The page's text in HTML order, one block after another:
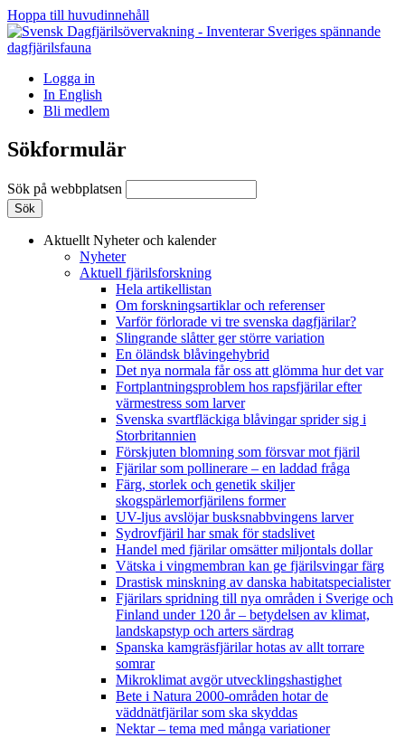
Hoppa till huvudinnehåll
Logga in
In English
Bli medlem
Sökformulär
Sök på webbplatsen
Aktuellt Nyheter och kalender
Nyheter
Aktuell fjärilsforskning
Hela artikellistan
Om forskningsartiklar och referenser
Varför förlorade vi tre svenska dagfjärilar?
Slingrande slåtter ger större variation
En öländsk blåvingehybrid
Det nya normala får oss att glömma hur det var
Fortplantningsproblem hos rapsfjärilar efter
värmestress som larver
Svenska svartfläckiga blåvingar sprider sig i
Storbritannien
Förskjuten blomning som försvar mot fjäril
Fjärilar som pollinerare – en laddad fråga
Färg, storlek och genetik skiljer
skogspärlemorfjärilens former
UV-ljus avslöjar busksnabbvingens larver
Sydrovfjäril har smak för stadslivet
Handel med fjärilar omsätter miljontals dollar
Vätska i vingmembran kan ge fjärilsvingar färg
Drastisk minskning av danska habitatspecialister
Fjärilars spridning till nya områden i Sverige och
Finland under 120 år– betydelsen av klimat,
landskapstyp och arters särdrag
Spanska kamgräsfjärilar hotas av allt torrare
somrar
Mikroklimat avgör utvecklingshastighet
Bete i Natura 2000-områden hotar de
väddnätfjärilar som ska skyddas
Nektar – tema med många variationer